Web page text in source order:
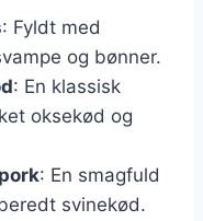
: Fyldt med
og bønner.
: En klassisk
oksekød og
: En smagfuld
svinekød.